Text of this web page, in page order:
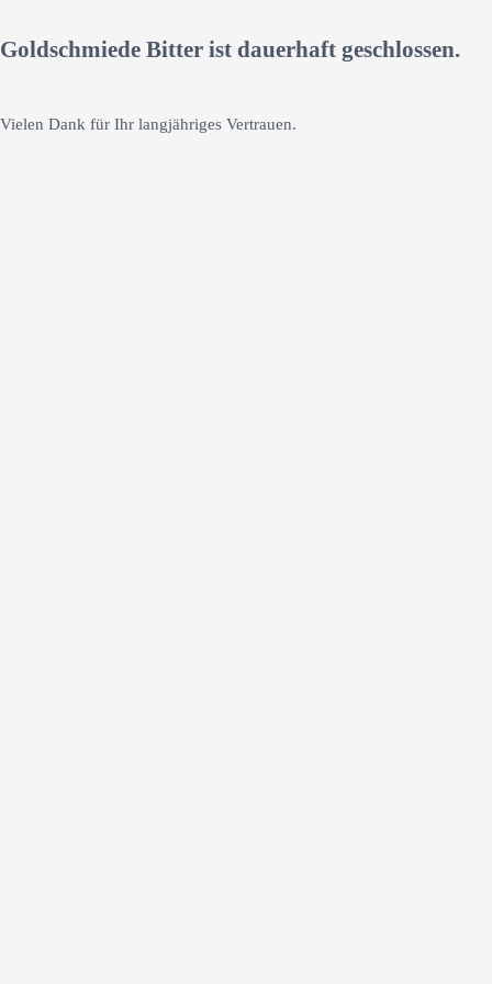
Goldschmiede Bitter ist dauerhaft geschlossen.
Vielen Dank für Ihr langjähriges Vertrauen.